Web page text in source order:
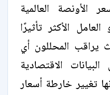
الأونصة العالمية
الأكثر تأثيرًا
يراقب المحللون أي
الاقتصادية
تغيير خارطة أسعار